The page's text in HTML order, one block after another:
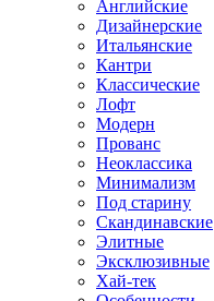
Английские
Дизайнерские
Итальянские
Кантри
Классические
Лофт
Модерн
Прованс
Неоклассика
Минимализм
Под старину
Скандинавские
Элитные
Эксклюзивные
Хай-тек